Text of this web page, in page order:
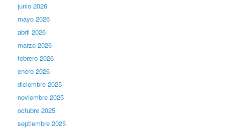
junio 2026
mayo 2026
abril 2026
marzo 2026
febrero 2026
enero 2026
diciembre 2025
noviembre 2025
octubre 2025
septiembre 2025